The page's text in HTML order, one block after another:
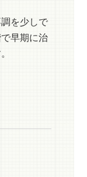
を少しで
早期に治